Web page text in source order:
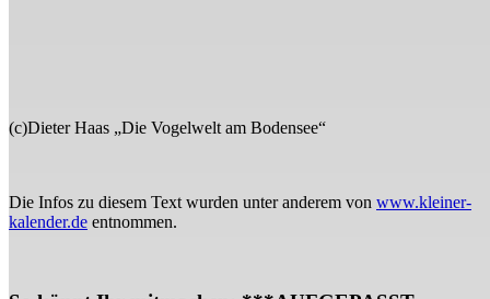
(c)Dieter Haas „Die Vogelwelt am Bodensee“
Die Infos zu diesem Text wurden unter anderem von www.kleiner-
kalender.de entnommen.